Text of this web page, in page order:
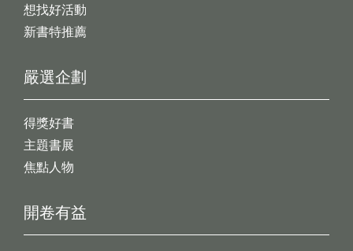
想找好活動
新書特推薦
開卷有益
嚴選企劃
得獎好書
主題書展
焦點人物